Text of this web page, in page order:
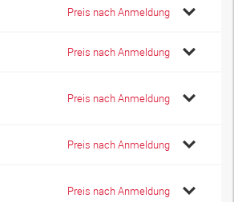
Preis nach Anmeldung
Preis nach Anmeldung
Preis nach Anmeldung
Preis nach Anmeldung
Preis nach Anmeldung